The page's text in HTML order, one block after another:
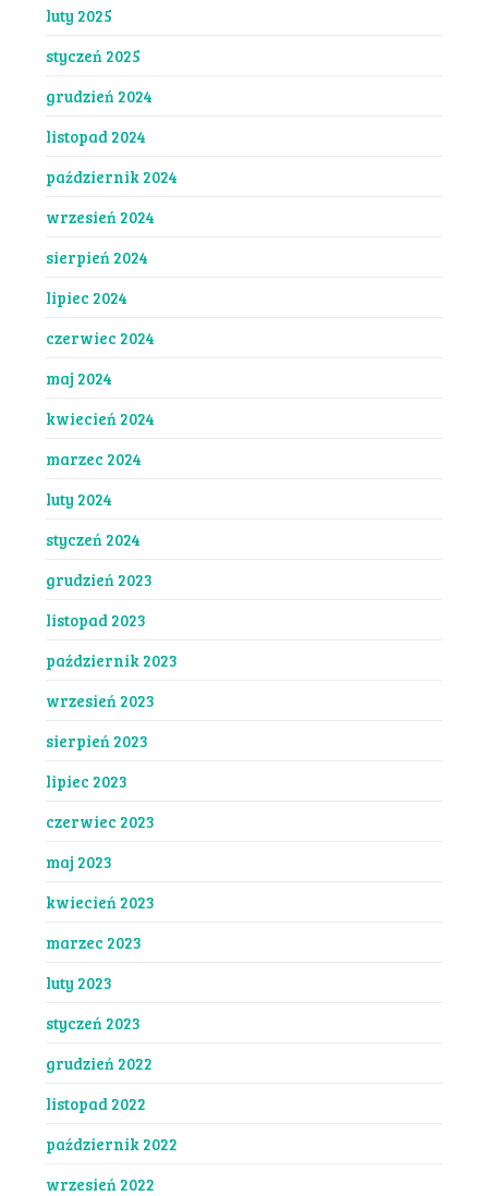
luty 2025
styczeń 2025
grudzień 2024
listopad 2024
październik 2024
wrzesień 2024
sierpień 2024
lipiec 2024
czerwiec 2024
maj 2024
kwiecień 2024
marzec 2024
luty 2024
styczeń 2024
grudzień 2023
listopad 2023
październik 2023
wrzesień 2023
sierpień 2023
lipiec 2023
czerwiec 2023
maj 2023
kwiecień 2023
marzec 2023
luty 2023
styczeń 2023
grudzień 2022
listopad 2022
październik 2022
wrzesień 2022